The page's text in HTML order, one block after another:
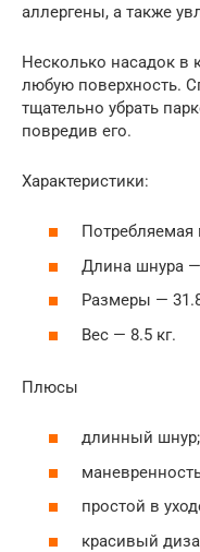
аллергены, а также
Несколько насадок в
любую поверхность.
тщательно убрать
повредив его.
Характеристики:
Длина шнура
Размеры —
Вес — 8.5 кг.
Плюсы
длинный шнур;
простой в
красивый